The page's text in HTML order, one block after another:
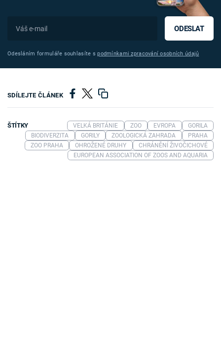
ODESLAT
Odesláním formuláře souhlasíte spodmínkami zpracování osobních údajů
SDÍLEJTE ČLÁNEK
ŠTÍTKY VELKÁ BRITÁNIE ZOO EVROPA
GORILA
BIODIVERZITA
GORILY ZOOLOGICKÁ ZAHRADA
PRAHA
ZOO PRAHA
OHROŽENÉ DRUHY
CHRÁNĚNÍ ŽIVOČICHOVÉ
EUROPEAN ASSOCIATION OF ZOOS AND AQUARIA